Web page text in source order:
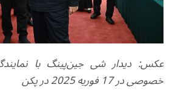
عکس: دیدار شی جین‌پینگ با
خصوصی در 17 فوریه 2025 در پکن